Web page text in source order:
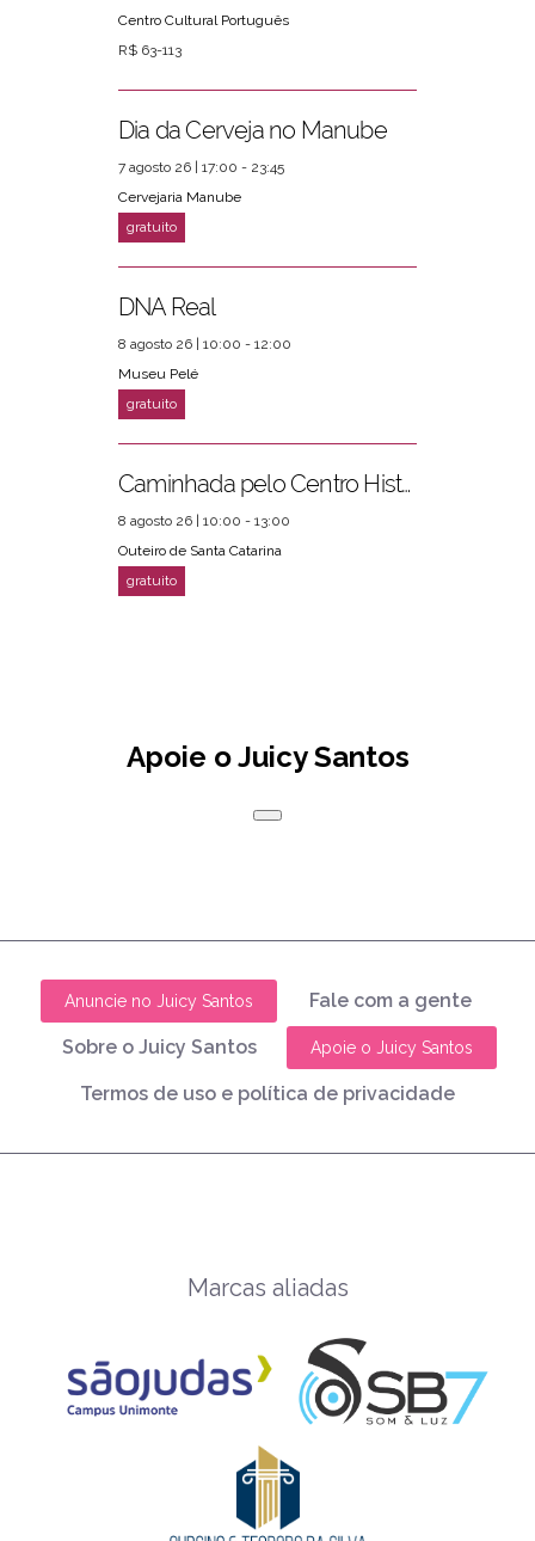
Centro Cultural Português
R$ 63-113
Dia da Cerveja no Manube
7 agosto 26 | 17:00 - 23:45
Cervejaria Manube
DNA Real
8 agosto 26 | 10:00 - 12:00
Museu Pelé
Caminhada pelo Centro Histórico
8 agosto 26 | 10:00 - 13:00
Outeiro de Santa Catarina
Apoie o Juicy Santos
Anuncie no Juicy Santos Fale com a gente
Sobre o Juicy Santos Apoie o Juicy Santos
Termos de uso e política de privacidade
Marcas aliadas